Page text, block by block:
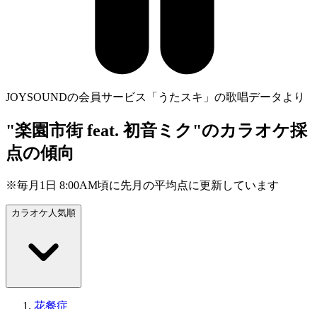
JOYSOUNDの会員サービス「うたスキ」の歌唱データより
"楽園市街 feat. 初音ミク"のカラオケ採
点の傾向
※毎月1日 8:00AM頃に先月の平均点に更新しています
カラオケ人気順
花餐症